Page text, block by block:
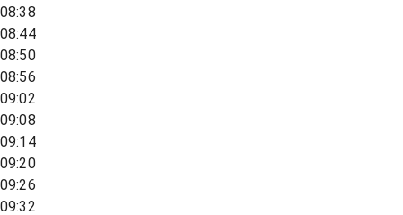
08:38
08:44
08:50
08:56
09:02
09:08
09:14
09:20
09:26
09:32